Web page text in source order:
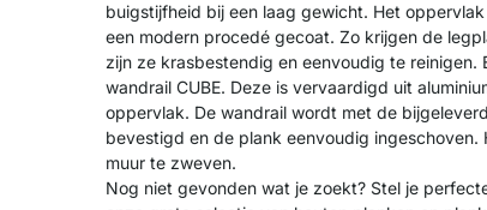
buigstijfheid bij een laag gewicht. Het
een modern procedé gecoat. Zo krijgen de
zijn ze krasbestendig en eenvoudig te reinigen.
wandrail CUBE. Deze is vervaardigd uit
oppervlak. De wandrail wordt met de
bevestigd en de plank eenvoudig
muur te zweven.
Nog niet gevonden wat je zoekt? Stel je